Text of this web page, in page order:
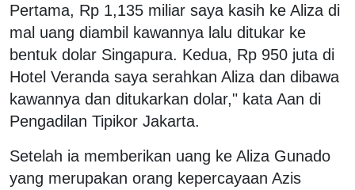
Pertama, Rp 1,135 miliar saya kasih ke Aliza di
mal uang diambil kawannya lalu ditukar ke
bentuk dolar Singapura. Kedua, Rp 950 juta di
Hotel Veranda saya serahkan Aliza dan dibawa
kawannya dan ditukarkan dolar," kata Aan di
Pengadilan Tipikor Jakarta.
Setelah ia memberikan uang ke Aliza Gunado
yang merupakan orang kepercayaan Azis